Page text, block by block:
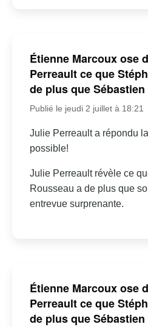
Étienne Marcoux ose
Perreault ce que
de plus que
Publié le jeudi 2 juillet à 18:21
Julie Perreault a répondu
possible!
Julie Perreault révèle ce
Rousseau a de plus que
entrevue surprenante.
Étienne Marcoux ose
Perreault ce que
de plus que